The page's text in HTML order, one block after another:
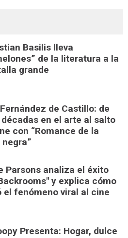
Basilis lleva
de la literatura a la
grande
de Castillo: de
en el arte al salto
con “Romance de la
Parsons analiza el éxito
y explica cómo
el fenómeno viral al cine
Presenta: Hogar, dulce